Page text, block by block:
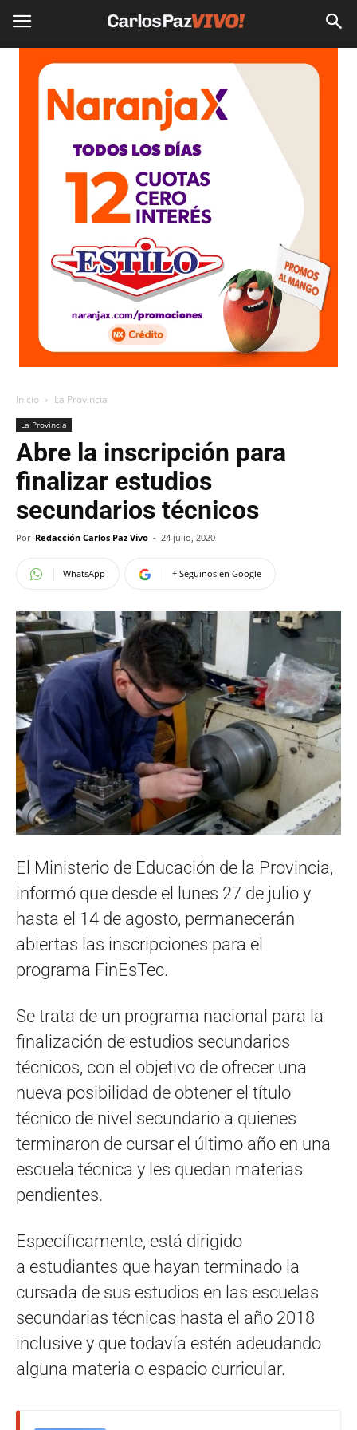
Inicio La Provincia
La Provincia
Abre la inscripción para
finalizar estudios
secundarios técnicos
Por Redacción Carlos Paz Vivo - 24 julio, 2020
WhatsApp + Seguinos en Google
El Ministerio de Educación de la Provincia,
informó que desde el lunes 27 de julio y
hasta el 14 de agosto, permanecerán
abiertas las inscripciones para el
programa FinEsTec.
Se trata de un programa nacional para la
finalización de estudios secundarios
técnicos, con el objetivo de ofrecer una
nueva posibilidad de obtener el título
técnico de nivel secundario a quienes
terminaron de cursar el último año en una
escuela técnica y les quedan materias
pendientes.
Específicamente, está dirigido
a estudiantes que hayan terminado la
cursada de sus estudios en las escuelas
secundarias técnicas hasta el año 2018
inclusive y que todavía estén adeudando
alguna materia o espacio curricular.